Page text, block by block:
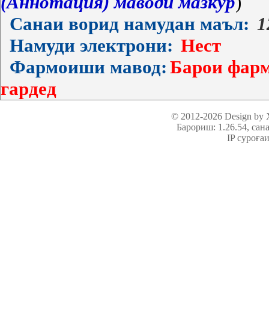
Санаи ворид намудан маъл:
Намуди электрони: Нест
Фармоиши мавод: Барои
гардед
© 2012-2026 Design
Барориш: 1.26.54,
IP